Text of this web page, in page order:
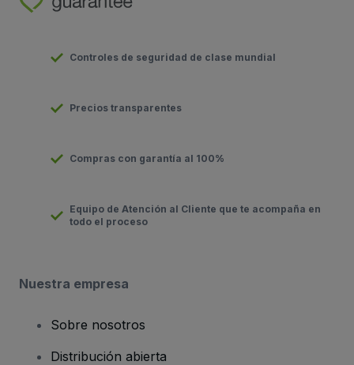
Controles de seguridad de clase mundial
Precios transparentes
Compras con garantía al 100%
Equipo de Atención al Cliente que te acompaña en
todo el proceso
Nuestra empresa
Sobre nosotros
Distribución abierta